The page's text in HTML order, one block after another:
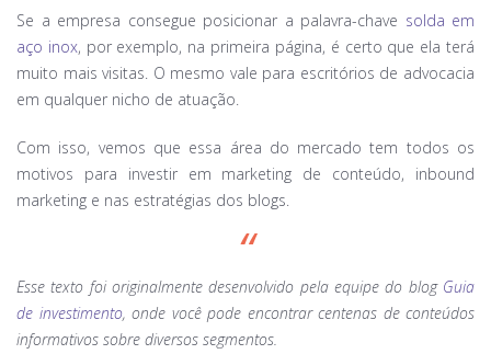
Se a empresa consegue posicionar a palavra-chave solda em
aço inox, por exemplo, na primeira página, é certo que ela terá
muito mais visitas. O mesmo vale para escritórios de advocacia
em qualquer nicho de atuação.
Com isso, vemos que essa área do mercado tem todos os
motivos para investir em marketing de conteúdo, inbound
marketing e nas estratégias dos blogs.
Esse texto foi originalmente desenvolvido pela equipe do blog Guia
de investimento, onde você pode encontrar centenas de conteúdos
informativos sobre diversos segmentos.